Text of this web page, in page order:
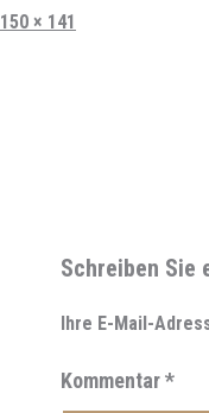
Vollständige
150 × 141
Schreiben Sie
Ihre E-Mail-
Kommentar*